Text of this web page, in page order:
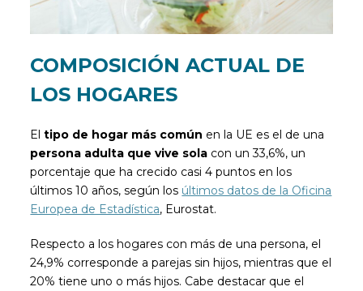
COMPOSICIÓN ACTUAL DE
LOS HOGARES
Eltipo de hogar más común en la UE es el de una
persona adulta que vive sola con un 33,6%, un
porcentaje que ha crecido casi 4 puntos en los
últimos 10 años, según los últimos datos de la Oficina
Europea de Estadística, Eurostat.
Respecto a los hogares con más de una persona, el
24,9% corresponde a parejas sin hijos, mientras que el
20% tiene uno o más hijos. Cabe destacar que el